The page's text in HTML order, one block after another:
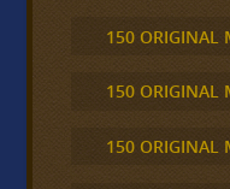
150 ORIGINAL
150 ORIGINAL
150 ORIGINAL